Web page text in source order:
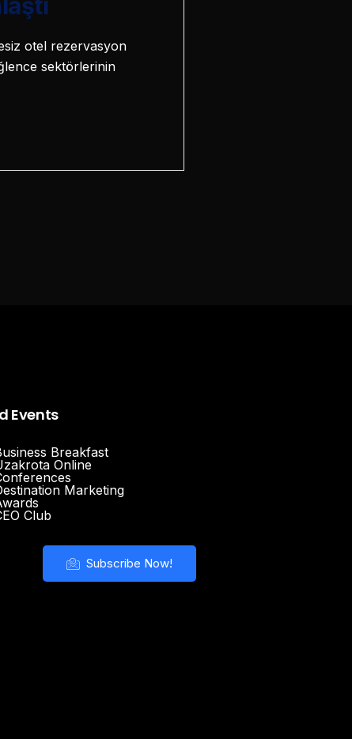
otel rezervasyon
sektörlerinin
Events
Breakfast
Online
Marketing
Club
Subscribe Now!